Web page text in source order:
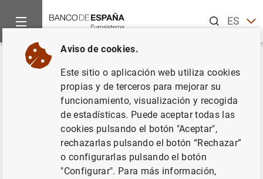
ESEN
Inicio Noticias y eventos
Volver
Revisión del sistema de activos
de garantía del Eurosistema:
segundo paso hacia la lista
Aviso de cookies.
Este sitio o aplicación web utiliza cookies
propias y de terceros para mejorar su
funcionamiento, visualización y recogida
de estadísticas. Puede aceptar todas las
cookies pulsando el botón "Aceptar",
rechazarlas pulsando el botón “Rechazar”
o configurarlas pulsando el botón
"Configurar". Para más información,